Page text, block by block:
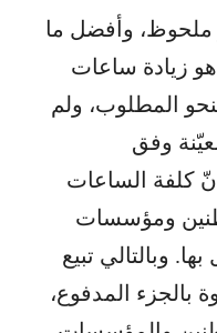
ملحوظ، وأفضل ما
زيادة ساعات
المطلوب، ولم
وفق
كلفة الساعات
ومؤسسات
وبالتالي تبيع
بالجزء المدفوع،